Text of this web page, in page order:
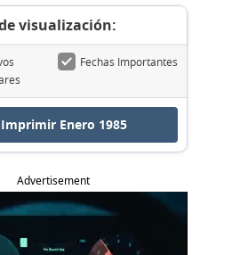
visualización:
Fechas Importantes
Imprimir Enero 1985
Advertisement